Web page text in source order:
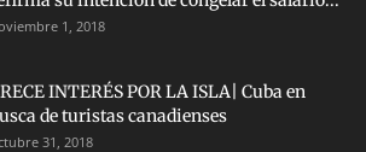
1, 2018
INTERÉS POR LA ISLA| Cuba en
de turistas canadienses
31, 2018